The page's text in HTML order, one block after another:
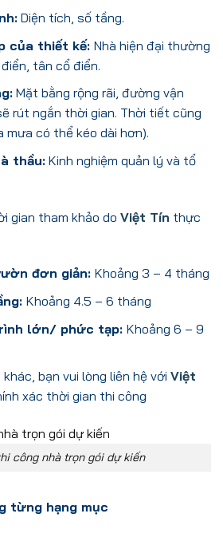
Diện tích, số tầng.
của thiết kế: Nhà hiện đại thường
tân cổ điển.
Mặt bằng rộng rãi, đường vận
rút ngắn thời gian. Thời tiết cũng
mưa có thể kéo dài hơn).
thầu:Kinh nghiệm quản lý và tổ
gian tham khảo do Việt Tín thực
đơn giản: Khoảng 3 – 4 tháng
Khoảng 4.5 – 6 tháng
lớn/ phức tạp: Khoảng 6 – 9
bạn vui lòng liên hệ với Việt
xác thời gian thi công
công nhà trọn gói dự kiến
từng hạng mục